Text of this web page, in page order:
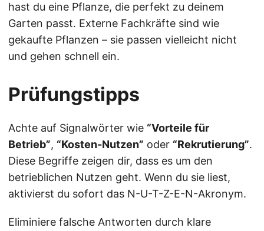
hast du eine Pflanze, die perfekt zu deinem
Garten passt. Externe Fachkräfte sind wie
gekaufte Pflanzen – sie passen vielleicht nicht
und gehen schnell ein.
Prüfungstipps
Achte auf Signalwörter wie “Vorteile für
Betrieb”, “Kosten-Nutzen” oder “Rekrutierung”.
Diese Begriffe zeigen dir, dass es um den
betrieblichen Nutzen geht. Wenn du sie liest,
aktivierst du sofort das N-U-T-Z-E-N-Akronym.
Eliminiere falsche Antworten durch klare